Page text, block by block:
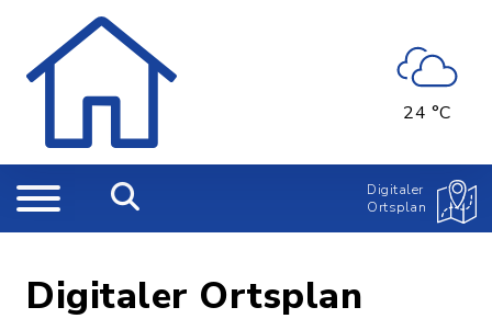
24 °C
Digitaler
Ortsplan
Digitaler Ortsplan